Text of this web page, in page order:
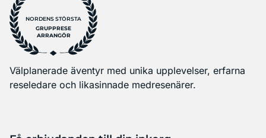
NORDENS STÖRSTA
GRUPPRESE
ARRANGÖR
Välplanerade äventyr med unika upplevelser, erfarna
reseledare och likasinnade medresenärer.